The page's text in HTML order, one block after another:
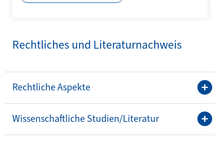
Rechtliches und Literaturnachweis
Rechtliche Aspekte
Wissenschaftliche Studien/Literatur